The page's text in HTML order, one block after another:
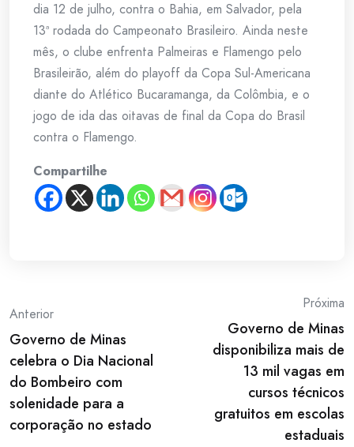
dia 12 de julho, contra o Bahia, em Salvador, pela
13ª rodada do Campeonato Brasileiro. Ainda neste
mês, o clube enfrenta Palmeiras e Flamengo pelo
Brasileirão, além do playoff da Copa Sul-Americana
diante do Atlético Bucaramanga, da Colômbia, e o
jogo de ida das oitavas de final da Copa do Brasil
contra o Flamengo.
Compartilhe
Post
navigation
Anterior
Governo de Minas
celebra o Dia Nacional
do Bombeiro com
solenidade para a
corporação no estado
Próxima
Governo de Minas
disponibiliza mais de
13 mil vagas em
cursos técnicos
gratuitos em escolas
estaduais